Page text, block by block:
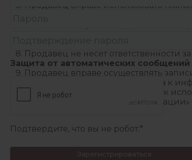
Продавец вправе использовать
Продавец получает информацию об
Продавец не несет ответственности
Продавец вправе осуществлять
несанкционированного доступа к
непосредственного отношения к
технологиях и о защите информации»
Защита от автоматических сообщений
Подтвердите, что вы не робот:*
Зарегистрироваться